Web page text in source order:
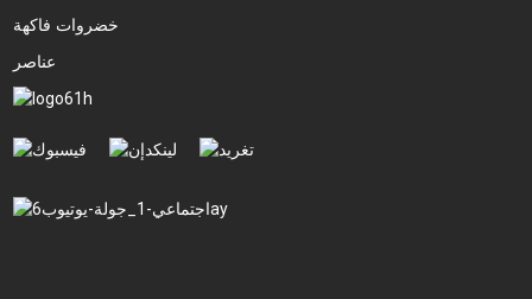
خضروات فاكهة
عناصر